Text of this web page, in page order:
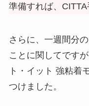
準備すれば、
さらに、一週間分
ことに関してです
ト・イット 強粘着
つけました。